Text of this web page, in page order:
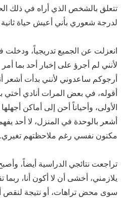
تتعلق بالشخص الذي أراه في ذلك
لدرجة شعوري بأني أعيش حياة
انعزلت عن الجميع تدريجياً، ودخلت
لأنني لم أجرؤ على إخبار أحد بما
أرجوكم ساعدوني لأنني بدأت أشعر
أقوله، في بعض المرات أنادي أختي
الأولى، وأحياناً أحن إلى أماكن
أشعر بالوحدة في المنزل، لا أحد
مكنون نفسي رغم ملاحظتهم تغيري.
تراجعت نتائجي الدراسية أيضاً،
يلازمني، أخشى أن لا أكون أنا،
سوى محض تراهات، أو نتيجة لنقص